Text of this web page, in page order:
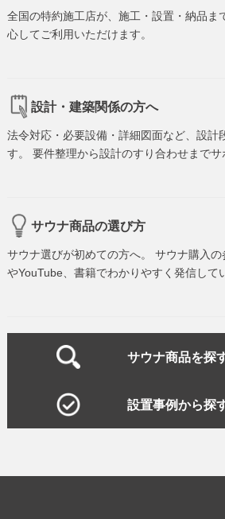
全国の特約施工店が、施工・設置・納品ま
心してご利用いただけます。
設計・建築関係の方へ
法令対応・必要設備・詳細図面など、設計
す。 要件整理から設計のすり合わせまでサ
サウナ商品の選び方
サウナ選びが初めての方へ。 サウナ購入
やYouTube、書籍でわかりやすく発信して
サウナ商品を探
設置事例から探